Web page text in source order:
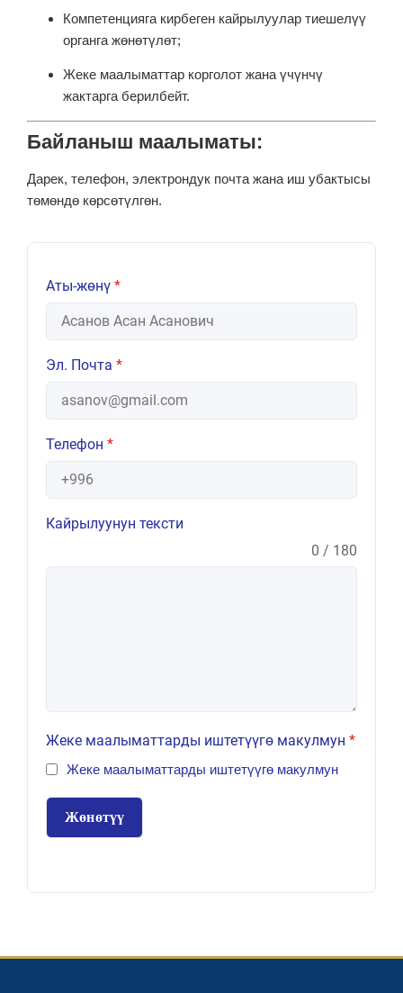
Компетенцияга кирбеген кайрылуулар тиешелүү
органга жөнөтүлөт;
Жеке маалыматтар корголот жана үчүнчү
жактарга берилбейт.
Байланыш маалыматы:
Дарек, телефон, электрондук почта жана иш убактысы
төмөндө көрсөтүлгөн.
Аты-жөнү *
Эл. Почта *
Телефон *
Кайрылуунун тексти
0 / 180
Жеке маалыматтарды иштетүүгө макулмун *
Жеке маалыматтарды иштетүүгө макулмун
Жөнөтүү